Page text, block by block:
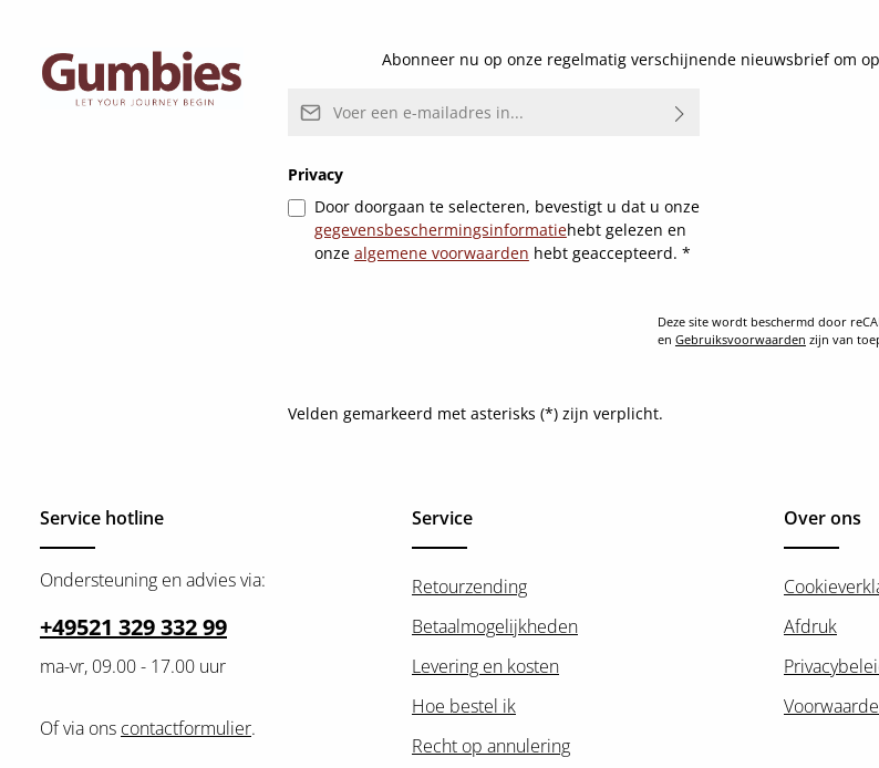
Abonneer nu op onze regelmatig verschijnende nieuwsbrief om
E-mailadres*
Privacy
Door doorgaan te selecteren, bevestigt u dat u onze
gegevensbeschermingsinformatiehebt gelezen en
onze algemene voorwaarden hebt geaccepteerd. *
Deze site wordt beschermd door
en Gebruiksvoorwaarden zijn van
Velden gemarkeerd met asterisks (*) zijn verplicht.
Service hotline
Ondersteuning en advies via:
+49521 329 332 99
ma-vr, 09.00 - 17.00 uur
Of via ons contactformulier.
Service
Retourzending
Betaalmogelijkheden
Levering en kosten
Hoe bestel ik
Recht op annulering
Over ons
Afdruk